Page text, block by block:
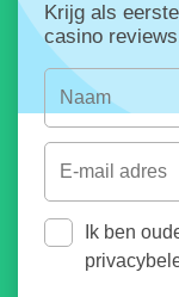
Krijg als
casino
Ik ben